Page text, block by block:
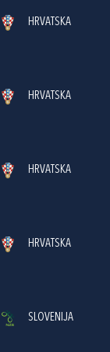
HRVATSKA
HRVATSKA
HRVATSKA
HRVATSKA
SLOVENIJA